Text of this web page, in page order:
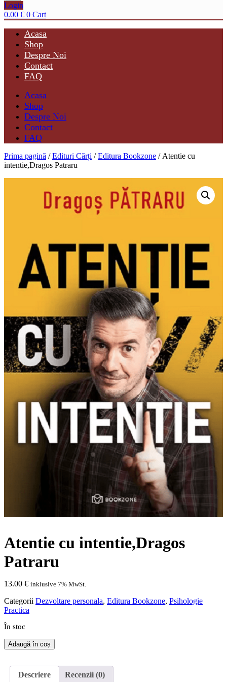
Login
0.00 € 0 Cart
Acasa
Shop
Despre Noi
Contact
FAQ
Acasa
Shop
Despre Noi
Contact
FAQ
Prima pagină /Edituri Cărți /Editura Bookzone / Atentie cu
intentie,Dragos Patraru
Atentie cu intentie,Dragos
Patraru
13.00 € inklusive 7% MwSt.
Categorii Dezvoltare personala, Editura Bookzone, Psihologie
Practica
În stoc
Cantitate
Atentie
intentie,Dragos
Patraru
Adaugă în coș
Descriere Recenzii (0)